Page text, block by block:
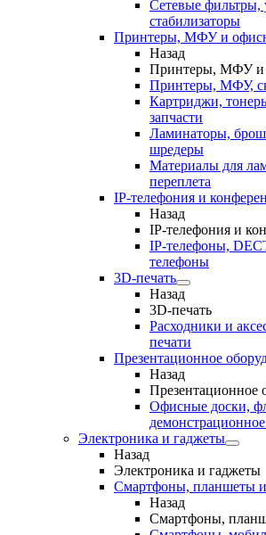
Сетевые фильтры,
стабилизаторы
Принтеры, МФУ и
Назад
Принтеры, МФУ и
Принтеры, МФУ,
Картриджи,
запчасти
Ламинаторы,
шредеры
Материалы для
переплета
IP-телефония и
Назад
IP-телефония и
IP-телефоны,
телефоны
3D-печать
Назад
3D-печать
Расходники и
печати
Презентационное
Назад
Презентационное
Офисные доски,
Электроника и гаджеты
Назад
Электроника и гаджеты
Смартфоны, планшеты и
Назад
Смартфоны,